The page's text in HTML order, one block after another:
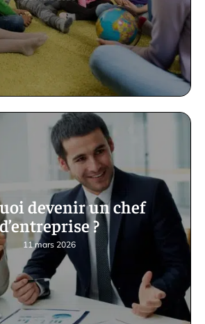
devenir un chef
d’entreprise ?
11 mars 2026